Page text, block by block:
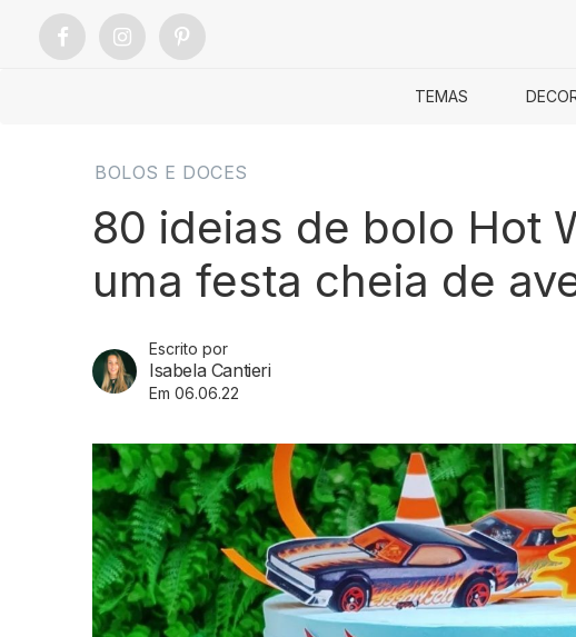
TEMAS
BOLOS E DOCES
80 ideias de bolo Hot
uma festa cheia de
Escrito por
Isabela Cantieri
Em 06.06.22